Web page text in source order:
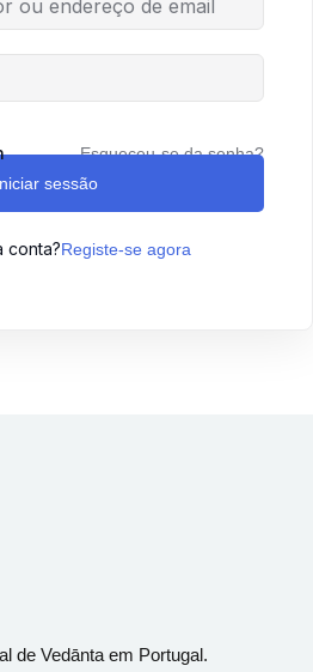
Esqueceu-se da senha?
sessão
conta?Registe-se agora
de Vedānta em Portugal.
Lost your password?
Sign up
an account?Sign in